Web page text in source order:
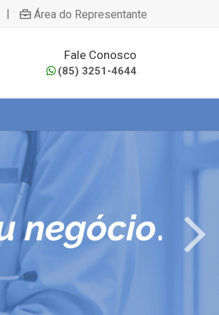
| Área do Representante
Fale Conosco
(85) 3251-4644